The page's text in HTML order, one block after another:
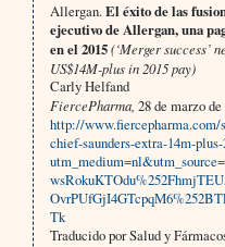
Allergan.El éxito de las
ejecutivo de Allergan, una
en el 2015(‘Merger success’
US$14M-plus in 2015 pay)
Carly Helfand
FiercePharma, 28 de marzo de
http://www.fiercepharma.com/
chief-saunders-extra-14m-
Tk
Traducido por Salud y